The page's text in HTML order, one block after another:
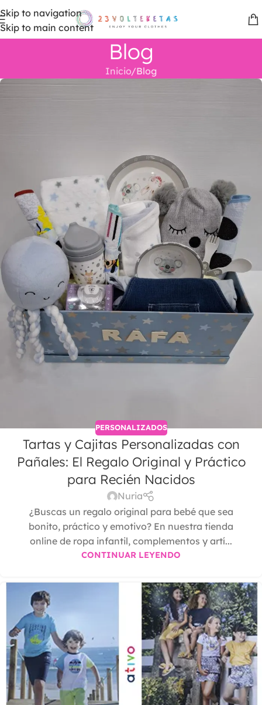
Skip to navigation
Skip to main content
Blog
Inicio Blog
PERSONALIZADOS
Tartas y Cajitas Personalizadas con
Pañales: El Regalo Original y Práctico
para Recién Nacidos
Nuria
¿Buscas un regalo original para bebé que sea
bonito, práctico y emotivo? En nuestra tienda
online de ropa infantil, complementos y artí...
CONTINUAR LEYENDO